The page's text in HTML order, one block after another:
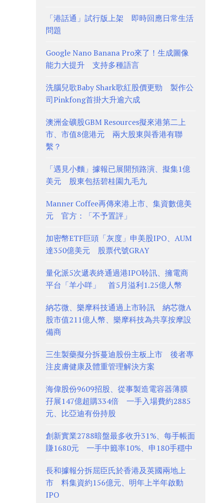
「港話通」試行版上架 即時回應日常生活
問題
Google Nano Banana Pro來了！生成圖像
能力大提升 支持多種語言
洗腦兒歌Baby Shark歌紅股價更勁 製作公
司Pinkfong首掛大升逾六成
澳洲金礦股GBM Resources擬來港第二上
市、市值8億港元 兩大股東與香港有聯
繫？
「遇見小麵」據報已展開預路演、擬集1億
美元 股東包括碧桂園九毛九
Manner Coffee再傳來港上市、集資數億美
元 官方：「不予置評」
加密幣ETF巨頭「灰度」申美股IPO、AUM
達350億美元 股票代號GRAY
量化派5次遞表終通過港IPO聆訊、擁電商
平台「羊小咩」 首5月溢利1.25億人幣
納芯微、樂摩科技通過上市聆訊 納芯微A
股市值211億人幣、樂摩科技為共享按摩設
備商
三生製藥擬分拆蔓迪股份主板上市 後者專
注皮膚健康及體重管理解決方案
海偉股份9609招股、從事製造電容器薄膜
孖展147億超購334倍 一手入場費約2885
元、比亞迪有份持股
創新實業2788暗盤最多收升31%、每手帳面
賺1680元 一手中籤率10%、申180手穩中
長和據報分拆屈臣氏於香港及英國兩地上
市 料集資約156億元、明年上半年啟動
IPO